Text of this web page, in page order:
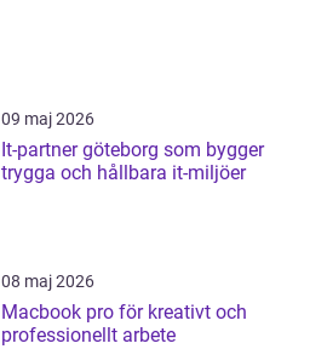
09 maj 2026
It-partner göteborg som bygger
trygga och hållbara it-miljöer
08 maj 2026
Macbook pro för kreativt och
professionellt arbete